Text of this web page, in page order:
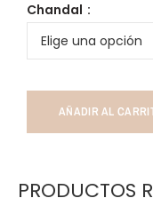
Chandal
AÑADIR AL
PRODUCTOS